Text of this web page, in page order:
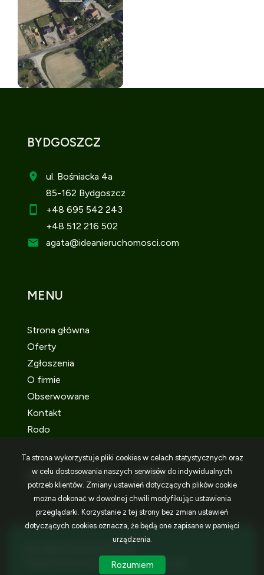
BYDGOSZCZ
ul. Bośniacka 4a
85-162 Bydgoszcz
+48 695 542 243
+48 512 216 502
agata@ideanieruchomosci.com
MENU
Strona główna
Oferty
Zgłoszenia
O firmie
Obserwowane
Kontakt
Rodo
SOCIAL MEDIA Facebook
Facebook
Facebook
Program dla biur nieruchomościGalactica Virgo
Ta strona wykorzystuje pliki cookies w celach statystycznych oraz
w celu dostosowania naszych serwisów do indywidualnych
potrzeb klientów. Zmiany ustawień dotyczących plików cookie
można dokonać w dowolnej chwili modyfikując ustawienia
przeglądarki. Korzystanie z tej strony bez zmian ustawień
dotyczących cookies oznacza, że będą one zapisane w pamięci
urządzenia.
Rozumiem